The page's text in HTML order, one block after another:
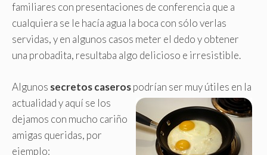
familiares con presentaciones de conferencia que a
cualquiera se le hacía agua la boca con sólo verlas
servidas, y en algunos casos meter el dedo y obtener
una probadita, resultaba algo delicioso e irresistible.
Algunos secretos caserospodrían ser muy útiles en la
actualidady aquí se los
dejamos con mucho cariño
amigas queridas, por
ejemplo: